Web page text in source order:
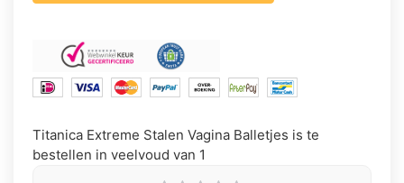
Titanica Extreme Stalen Vagina Balletjes is te
bestellen in veelvoud van 1